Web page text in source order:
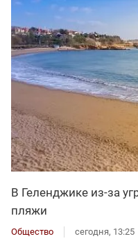
В Геленджике из-за
пляжи
Общество сегодня, 13:25